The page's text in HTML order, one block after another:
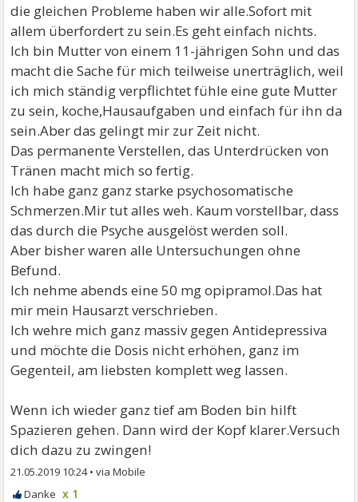
die gleichen Probleme haben wir alle.Sofort mit
allem überfordert zu sein.Es geht einfach nichts.
Ich bin Mutter von einem 11-jährigen Sohn und das
macht die Sache für mich teilweise unerträglich, weil
ich mich ständig verpflichtet fühle eine gute Mutter
zu sein, koche,Hausaufgaben und einfach für ihn da
sein.Aber das gelingt mir zur Zeit nicht.
Das permanente Verstellen, das Unterdrücken von
Tränen macht mich so fertig.
Ich habe ganz ganz starke psychosomatische
Schmerzen.Mir tut alles weh. Kaum vorstellbar, dass
das durch die Psyche ausgelöst werden soll.
Aber bisher waren alle Untersuchungen ohne
Befund.
Ich nehme abends eine 50 mg opipramol.Das hat
mir mein Hausarzt verschrieben.
Ich wehre mich ganz massiv gegen Antidepressiva
und möchte die Dosis nicht erhöhen, ganz im
Gegenteil, am liebsten komplett weg lassen.
Wenn ich wieder ganz tief am Boden bin hilft
Spazieren gehen. Dann wird der Kopf klarer.Versuch
dich dazu zu zwingen!
21.05.2019 10:24•
x 1